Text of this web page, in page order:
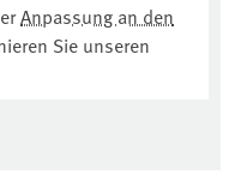
Anpassung an den
Sie unseren